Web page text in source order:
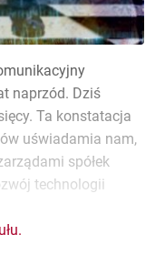
naprzód. Dziś
Ta konstatacja
uświadamia nam,
spółek
technologii